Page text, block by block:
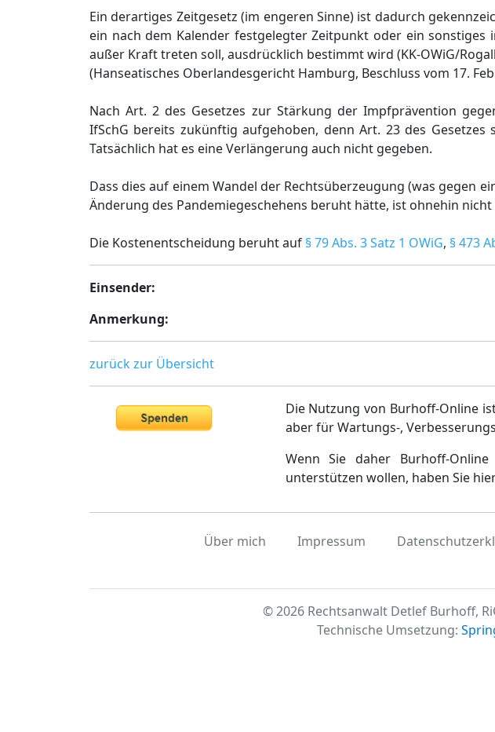
Ein derartiges Zeitgesetz (im engeren Sinne) ist dadurch
ein nach dem Kalender festgelegter Zeitpunkt oder ein sonstiges
außer Kraft treten soll, ausdrücklich bestimmt wird (KK-OWiG/
(Hanseatisches Oberlandesgericht Hamburg, Beschluss vom 17.
Nach Art. 2 des Gesetzes zur Stärkung der Impfprävention
IfSchG bereits zukünftig aufgehoben, denn Art. 23 des
Tatsächlich hat es eine Verlängerung auch nicht gegeben.
Dass dies auf einem Wandel der Rechtsüberzeugung (was gegen
Änderung des Pandemiegeschehens beruht hätte, ist ohnehin
Die Kostenentscheidung beruht auf § 79 Abs. 3 Satz 1 OWiG, § 473
Einsender:
Anmerkung:
zurück zur Übersicht
Die Nutzung von Burhoff-Online
aber für Wartungs-,
Wenn Sie daher Burhoff-
unterstützen wollen, haben Sie
Über mich Impressum
© 2026 Rechtsanwalt Detlef Burhoff,
Technische Umsetzung: